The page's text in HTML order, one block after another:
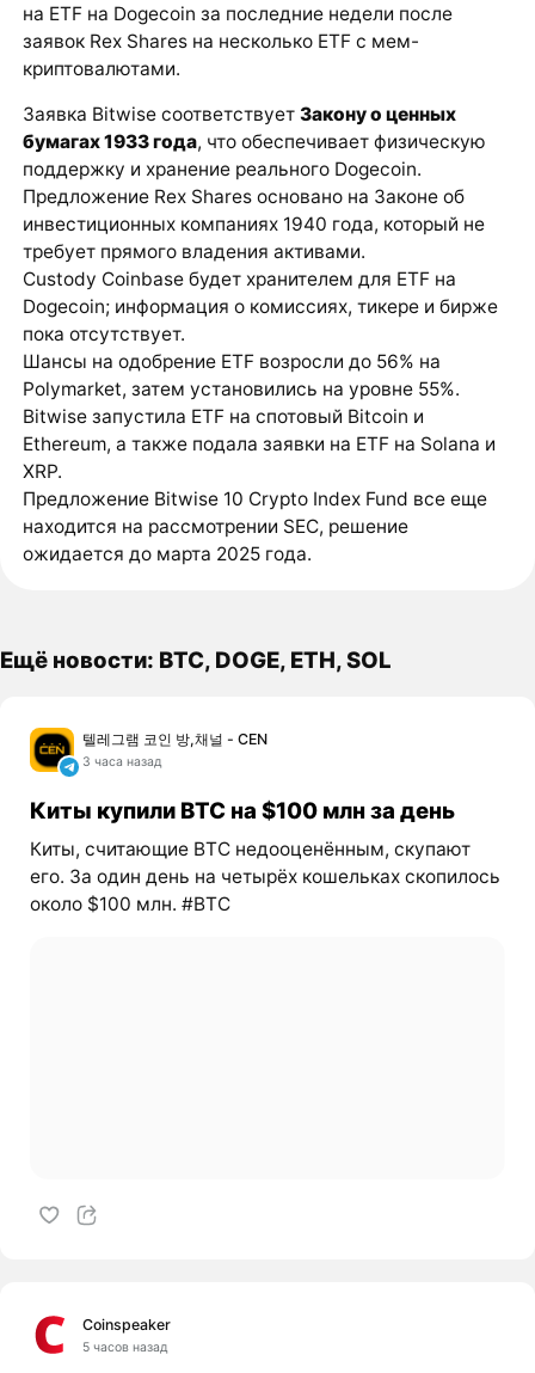
на ETF на Dogecoin за последние недели после
заявок Rex Shares на несколько ETF с мем-
криптовалютами.
Заявка Bitwise соответствует Закону о ценных
бумагах 1933 года, что обеспечивает физическую
поддержку и хранение реального Dogecoin.
Предложение Rex Shares основано на Законе об
инвестиционных компаниях 1940 года, который не
требует прямого владения активами.
Custody Coinbase будет хранителем для ETF на
Dogecoin; информация о комиссиях, тикере и бирже
пока отсутствует.
Шансы на одобрение ETF возросли до 56% на
Polymarket, затем установились на уровне 55%.
Bitwise запустила ETF на спотовый Bitcoin и
Ethereum, а также подала заявки на ETF на Solana и
XRP.
Предложение Bitwise 10 Crypto Index Fund все еще
находится на рассмотрении SEC, решение
ожидается до марта 2025 года.
Ещё новости: BTC, DOGE, ETH, SOL
텔레그램 코인 방,채널 - CEN
3 часа назад
Киты купили BTC на $100 млн за день
Киты, считающие BTC недооценённым, скупают
его. За один день на четырёх кошельках скопилось
около $100 млн. #BTC
Coinspeaker
5 часов назад